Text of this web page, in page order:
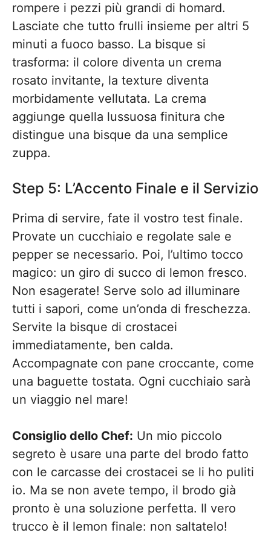
rompere i pezzi più grandi di homard.
Lasciate che tutto frulli insieme per altri 5
minuti a fuoco basso. La bisque si
trasforma: il colore diventa un crema
rosato invitante, la texture diventa
morbidamente vellutata. La crema
aggiunge quella lussuosa finitura che
distingue una bisque da una semplice
zuppa.
Step 5: L’Accento Finale e il Servizio
Prima di servire, fate il vostro test finale.
Provate un cucchiaio e regolate sale e
pepper se necessario. Poi, l’ultimo tocco
magico: un giro di succo di lemon fresco.
Non esagerate! Serve solo ad illuminare
tutti i sapori, come un’onda di freschezza.
Servite la bisque di crostacei
immediatamente, ben calda.
Accompagnate con pane croccante, come
una baguette tostata. Ogni cucchiaio sarà
un viaggio nel mare!
Consiglio dello Chef: Un mio piccolo
segreto è usare una parte del brodo fatto
con le carcasse dei crostacei se li ho puliti
io. Ma se non avete tempo, il brodo già
pronto è una soluzione perfetta. Il vero
trucco è il lemon finale: non saltatelo!